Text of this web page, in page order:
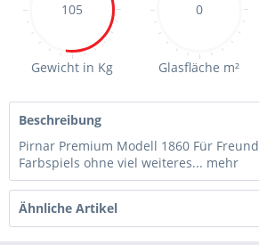
105
Gewicht in Kg
0
Glasfläche m²
Beschreibung
Pirnar Premium Modell 1860 Für
Farbspiels ohne viel weiteres... mehr
Ähnliche Artikel